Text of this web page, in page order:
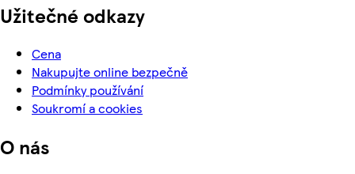
Užitečné odkazy
Cena
Nakupujte online bezpečně
Podmínky používání
Soukromí a cookies
O nás